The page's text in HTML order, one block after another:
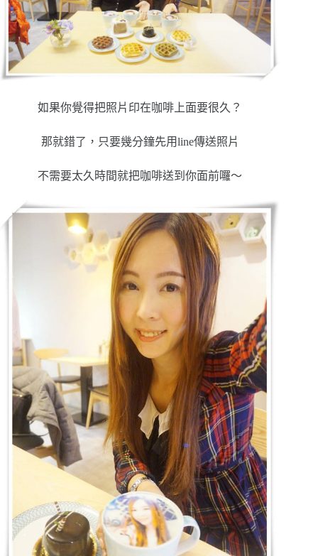
如果你覺得把照片印在咖啡上面要很久？
那就錯了，只要幾分鐘先用line傳送照片
不需要太久時間就把咖啡送到你面前囉～